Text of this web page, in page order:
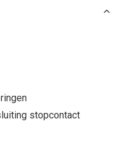
stopcontact